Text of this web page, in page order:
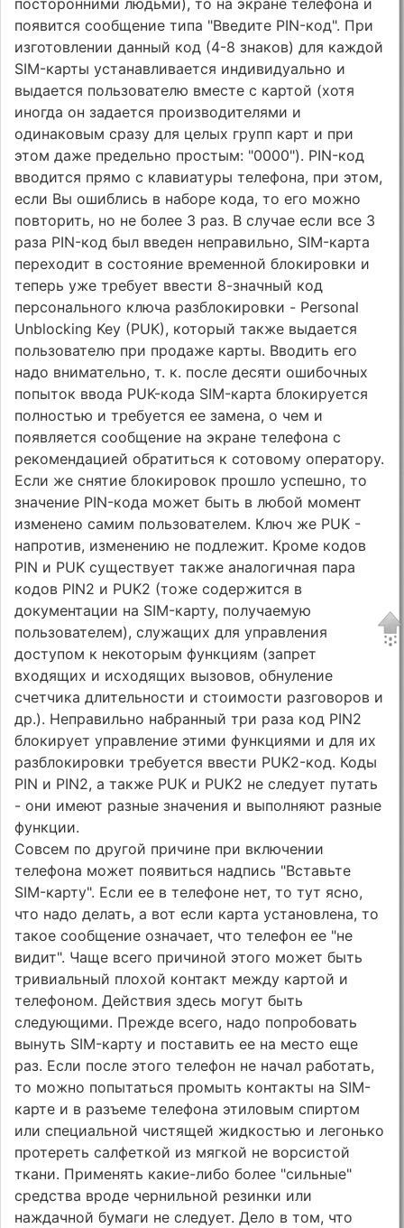
появится сообщение типа "Введите PIN-код". При
изготовлении данный код (4-8 знаков) для каждой
SIM-карты устанавливается индивидуально и
выдается пользователю вместе с картой (хотя
иногда он задается производителями и
одинаковым сразу для целых групп карт и при
этом даже предельно простым: "0000"). PIN-код
вводится прямо с клавиатуры телефона, при этом,
если Вы ошиблись в наборе кода, то его можно
повторить, но не более 3 раз. В случае если все 3
раза PIN-код был введен неправильно, SIM-карта
переходит в состояние временной блокировки и
теперь уже требует ввести 8-значный код
персонального ключа разблокировки - Personal
Unblocking Key (PUK), который также выдается
пользователю при продаже карты. Вводить его
надо внимательно, т. к. после десяти ошибочных
попыток ввода PUK-кода SIM-карта блокируется
полностью и требуется ее замена, о чем и
появляется сообщение на экране телефона с
рекомендацией обратиться к сотовому оператору.
Если же снятие блокировок прошло успешно, то
значение PIN-кода может быть в любой момент
изменено самим пользователем. Ключ же PUK -
напротив, изменению не подлежит. Кроме кодов
PIN и PUK существует также аналогичная пара
кодов PIN2 и PUK2 (тоже содержится в
документации на SIM-карту, получаемую
пользователем), служащих для управления
доступом к некоторым функциям (запрет
входящих и исходящих вызовов, обнуление
счетчика длительности и стоимости разговоров и
др.). Неправильно набранный три раза код PIN2
блокирует управление этими функциями и для их
разблокировки требуется ввести PUK2-код. Коды
PIN и PIN2, а также PUK и PUK2 не следует путать
- они имеют разные значения и выполняют разные
функции.
Совсем по другой причине при включении
телефона может появиться надпись "Вставьте
SIM-карту". Если ее в телефоне нет, то тут ясно,
что надо делать, а вот если карта установлена, то
такое сообщение означает, что телефон ее "не
видит". Чаще всего причиной этого может быть
тривиальный плохой контакт между картой и
телефоном. Действия здесь могут быть
следующими. Прежде всего, надо попробовать
вынуть SIM-карту и поставить ее на место еще
раз. Если после этого телефон не начал работать,
то можно попытаться промыть контакты на SIM-
карте и в разъеме телефона этиловым спиртом
или специальной чистящей жидкостью и легонько
протереть салфеткой из мягкой не ворсистой
ткани. Применять какие-либо более "сильные"
средства вроде чернильной резинки или
наждачной бумаги не следует. Дело в том, что